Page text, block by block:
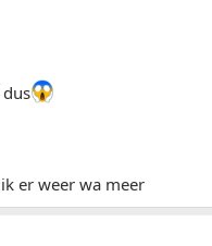
er weer wa meer